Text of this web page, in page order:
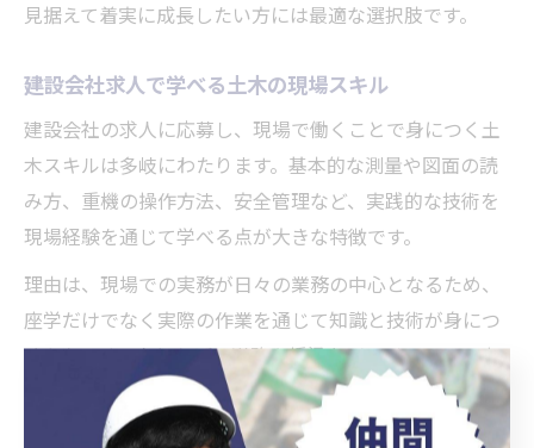
見据えて着実に成長したい方には最適な選択肢です。
建設会社求人で学べる土木の現場スキル
建設会社の求人に応募し、現場で働くことで身につく土
木スキルは多岐にわたります。基本的な測量や図面の読
み方、重機の操作方法、安全管理など、実践的な技術を
現場経験を通じて学べる点が大きな特徴です。
理由は、現場での実務が日々の業務の中心となるため、
座学だけでなく実際の作業を通じて知識と技術が身につ
くからです。たとえば、道路や橋梁などのインフラ工事
では、チームでの連携や工程管理のスキルも自然と養わ
れます。また、現場での安全確認や品質管理の重要性